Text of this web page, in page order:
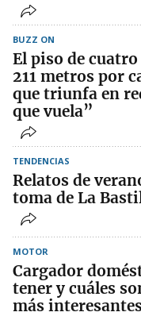
BUZZ ON
El piso de
211 metros por
que triunfa en
que vuela”
TENDENCIAS
Relatos de
toma de La
MOTOR
Cargador
tener y cuáles
más interesantes